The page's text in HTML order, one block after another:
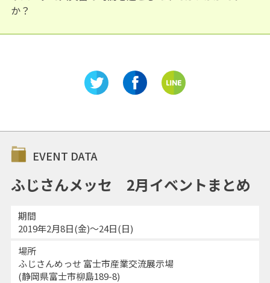
か？
EVENT DATA
ふじさんメッセ 2月イベントまとめ
期間
2019年2月8日(金)～24日(日)
場所
ふじさんめっせ 富士市産業交流展示場
(静岡県富士市柳島189-8)